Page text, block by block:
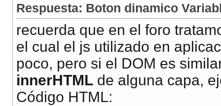
Respuesta: Boton dinamico
recuerda que en el foro
el cual el js utilizado en
poco, pero si el DOM es
innerHTML de alguna capa,
Código HTML: